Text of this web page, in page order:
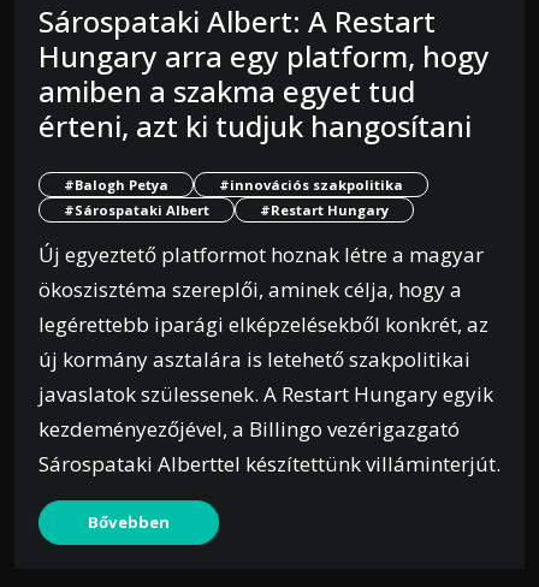
Sárospataki Albert: A Restart
Hungary arra egy platform, hogy
amiben a szakma egyet tud
érteni, azt ki tudjuk hangosítani
#Balogh Petya
#innovációs szakpolitika
#Sárospataki Albert
#Restart Hungary
Új egyeztető platformot hoznak létre a magyar
ökoszisztéma szereplői, aminek célja, hogy a
legérettebb iparági elképzelésekből konkrét, az
új kormány asztalára is letehető szakpolitikai
javaslatok szülessenek. A Restart Hungary egyik
kezdeményezőjével, a Billingo vezérigazgató
Sárospataki Alberttel készítettünk villáminterjút.
Bővebben